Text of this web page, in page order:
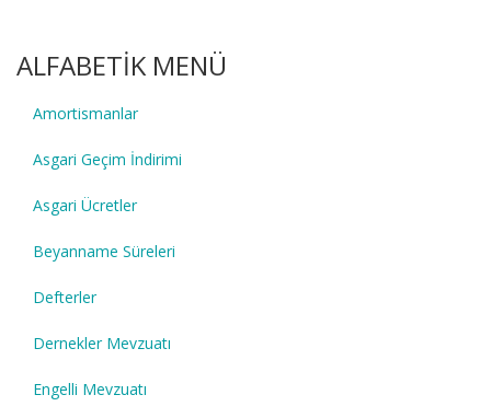
ALFABETİK MENÜ
Amortismanlar
Asgari Geçim İndirimi
Asgari Ücretler
Beyanname Süreleri
Defterler
Dernekler Mevzuatı
Engelli Mevzuatı